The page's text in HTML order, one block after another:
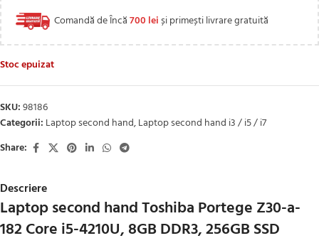
Comandă de Încă700 leiși primești livrare gratuită
Stoc epuizat
SKU:98186
Categorii: Laptop second hand,Laptop second hand i3 / i5 / i7
Share:
Descriere
Laptop second hand Toshiba Portege Z30-a-
182 Core i5-4210U, 8GB DDR3, 256GB SSD